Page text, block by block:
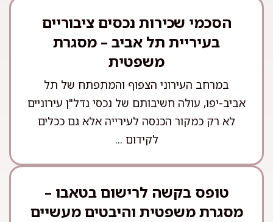
הסכמי שכירות נכסים ציבוריים
בעיריית תל אביב – מסגרת
משפטית
במרחב העירוני הצפוף והמתפתח של תל
אביב-יפו, עולה חשיבותם של נכסי נדל"ן עירוניים
לא רק כמקור הכנסה לעירייה אלא גם ככלים
לקידום ...
טופס בקשה לרישום בטאבו –
מסגרת משפטית והיבטים מעשיים